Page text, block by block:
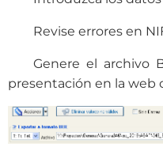
Revise errores en
Genere el archivo
presentación en la web